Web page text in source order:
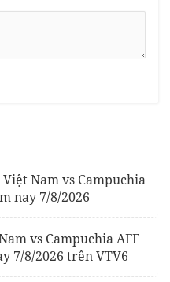
Nam vs Campuchia
nay 7/8/2026
vs Campuchia AFF
7/8/2026 trên VTV6